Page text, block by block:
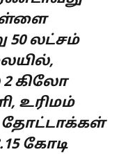
50 லட்சம்
2 கிலோ
உரிமம்
தோட்டாக்கள்
கோடி